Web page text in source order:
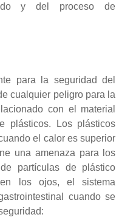
y del proceso de
para la seguridad del
cualquier peligro para la
con el material
plásticos. Los plásticos
el calor es superior
una amenaza para los
partículas de plástico
los ojos, el sistema
cuando se